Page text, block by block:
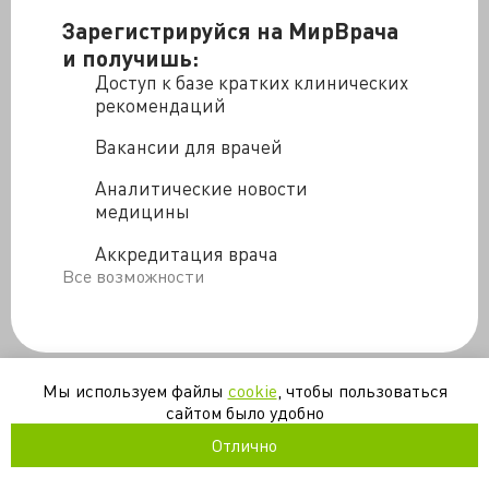
Зарегистрируйся на МирВрача
и получишь:
Доступ к базе кратких клинических
рекомендаций
Вакансии для врачей
Аналитические новости
медицины
Аккредитация врача
Все возможности
методы борьбы с раком.
Мы используем файлы cookie , чтобы пользоваться
сайтом было удобно
Отлично
/blogs/